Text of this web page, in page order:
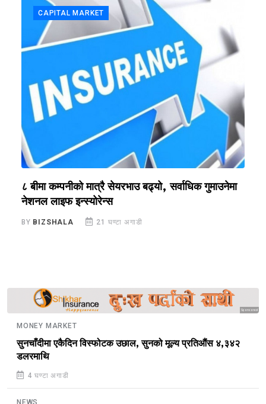
CAPITAL MARKET
८ बीमा कम्पनीको मात्रै सेयरभाउ बढ्यो, सर्वाधिक गुमाउनेमा
नेशनल लाइफ इन्स्योरेन्स
BY BIZSHALA 21 घण्टा अगाडी
Sponsored
MONEY MARKET
सुनचाँदीमा एकैदिन विस्फोटक उछाल, सुनको मूल्य प्रतिऔंस ४,३४२
डलरमाथि
4 घण्टा अगाडी
NEWS